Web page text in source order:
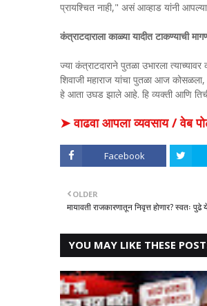
प्रायश्चित नाही," असं आव्हाड यांनी
कंत्राटदाराला काळ्या यादीत टाकण्याची
ज्या कंत्राटदाराने पुतळा उभारला
शिवाजी महाराज यांचा पुतळा आज
हे आता उघड झाले आहे. हि व्यक्ती आणि तिची
➤ वाढवा आपला व्यवसाय / वेब
Facebook
OLDER
मायावती राजकारणातून निवृत्त होणार? स्वतः
YOU MAY LIKE THESE